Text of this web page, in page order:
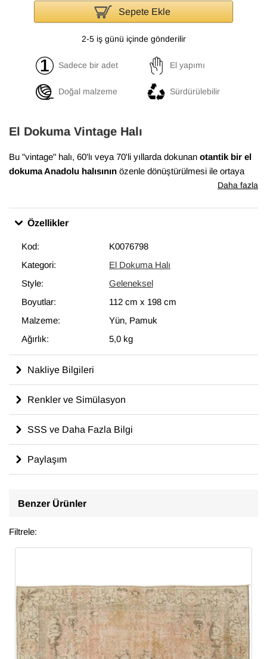
Sepete Ekle
2-5 iş günü içinde gönderilir
Sadece bir adet El yapımı
Doğal malzeme Sürdürülebilir
El Dokuma Vintage Halı
Bu "vintage" halı, 60'lı veya 70'li yıllarda dokunan otantik bir el
dokuma Anadolu halısının özenle dönüştürülmesi ile ortaya
çıkmıştır. Bu dönüşüm süreci, Anadolu'nun birçok yöresinde
düşürmek için el makineleri ile traşlanan halıların gerekli
bakımları yapılarak satışa sunulur. Bu muhteşem dönüşüm,
ortaya çıkartır.
112 cm x 198 cm
ölçülerinde olan bu halı, pamuktan üzerine yün
ile dokunmuştur.
Daha fazla
Özellikler
Kod:
K0076798
Kategori:
El Dokuma Halı
Style:
Geleneksel
Boyutlar:
112 cm x 198 cm
Malzeme:
Yün, Pamuk
Ağırlık:
5,0 kg
Nakliye Bilgileri
Renkler ve Simülasyon
SSS ve Daha Fazla Bilgi
Paylaşım
Benzer Ürünler
Filtrele: